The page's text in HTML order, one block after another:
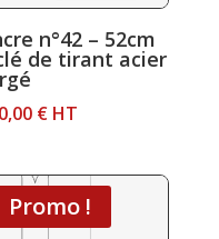
n°42 – 52cm
de tirant acier
€ HT
Promo !